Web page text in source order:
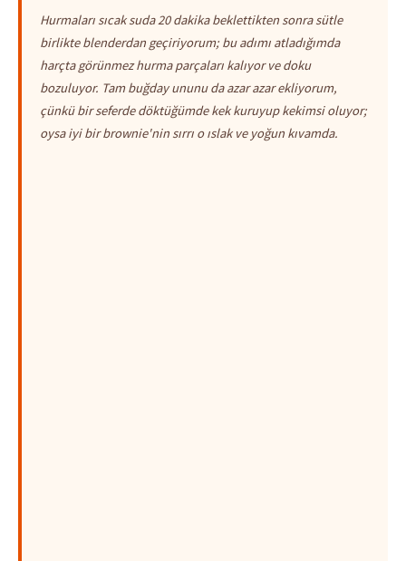
Hurmaları sıcak suda 20 dakika beklettikten sonra sütle
birlikte blenderdan geçiriyorum; bu adımı atladığımda
harçta görünmez hurma parçaları kalıyor ve doku
bozuluyor. Tam buğday ununu da azar azar ekliyorum,
çünkü bir seferde döktüğümde kek kuruyup kekimsi oluyor;
oysa iyi bir brownie'nin sırrı o ıslak ve yoğun kıvamda.